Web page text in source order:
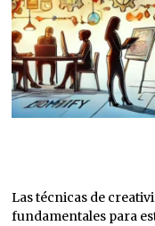
Las técnicas de
fundamentales para